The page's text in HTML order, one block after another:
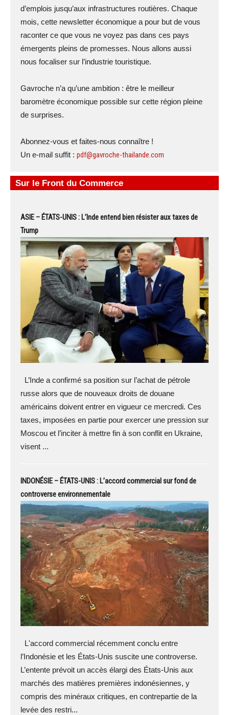
d’emplois jusqu’aux infrastructures routières. Chaque
mois, cette newsletter économique a pour but de vous
raconter ce que vous ne voyez pas dans ces pays
émergents pleins de promesses. Nous allons aussi
nous focaliser sur l’industrie touristique.
Gavroche n’a qu’une ambition : être le meilleur
baromètre économique possible sur cette région pleine
de surprises.
Abonnez-vous et faites-nous connaître !
Un e-mail suffit : pdf@gavroche-thailande.com
Sur le Front du Commerce
ASIE – ÉTATS-UNIS : L’Inde entend bien résister aux taxes de
Trump
L’Inde a confirmé sa position sur l’achat de pétrole
russe alors que de nouveaux droits de douane
américains doivent entrer en vigueur ce mercredi. Ces
taxes, imposées en partie pour exercer une pression sur
Moscou et l’inciter à mettre fin à son conflit en Ukraine,
visent ...
INDONÉSIE – ÉTATS-UNIS : L’accord commercial sur fond de
controverse environnementale
L'accord commercial récemment conclu entre
l’Indonésie et les États-Unis suscite une controverse.
L’entente prévoit un accès élargi des États-Unis aux
marchés des matières premières indonésiennes, y
compris des minéraux critiques, en contrepartie de la
levée des restri...